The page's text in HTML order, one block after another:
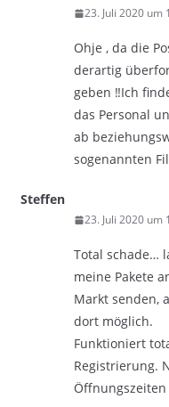
23. Juli 2020 um
Ohje , da die
derartig
geben ‼️Ich
das Personal
ab
sogenannten
Steffen
23. Juli 2020 um
Total schade…
meine Pakete
Markt senden,
dort möglich.
Funktioniert
Registrierung.